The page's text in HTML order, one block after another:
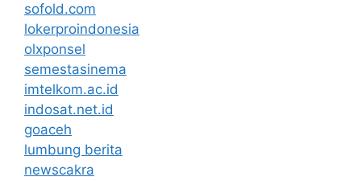
sofold.com
lokerproindonesia
olxponsel
semestasinema
imtelkom.ac.id
indosat.net.id
goaceh
lumbung berita
newscakra